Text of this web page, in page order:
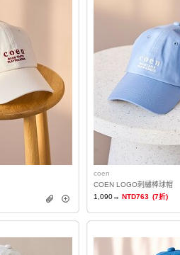
coen
COEN LOGO刺繡棒球帽
1,090→ NTD763 (7折)